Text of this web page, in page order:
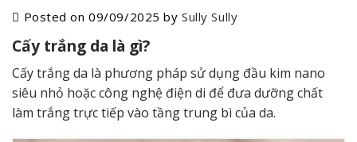
Posted on09/09/2025 bySully Sully
Cấy trắng da là gì?
Cấy trắng da là phương pháp sử dụng đầu kim nano
siêu nhỏ hoặc công nghệ điện di để đưa dưỡng chất
làm trắng trực tiếp vào tầng trung bì của da.